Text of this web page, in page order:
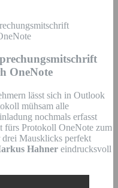
OneNote
lässt sich in Outlook
mühsam alle
nochmals erfasst
fürs Protokoll OneNote zum
Mausklicks perfekt
Hahner eindrucksvoll